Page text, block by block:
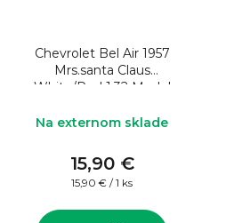
Chevrolet Bel Air 1957
Mrs.santa Claus
White/Red 1:32 Model
Na externom sklade
15,90 €
Jednotková
15,90 € / 1 ks